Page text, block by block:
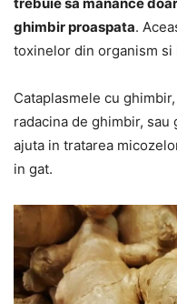
ghimbir proaspata.
toxinelor din organism
Cataplasmele cu
radacina de ghimbir,
ajuta in tratarea
in gat.